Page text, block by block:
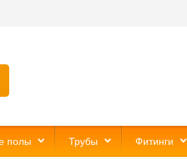
полы Трубы Фитинги